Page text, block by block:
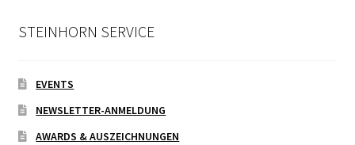
STEINHORN SERVICE
EVENTS
NEWSLETTER-ANMELDUNG
AWARDS & AUSZEICHNUNGEN